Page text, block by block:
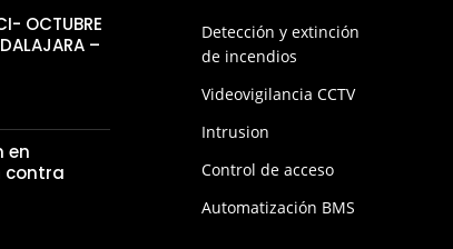
OCTUBRE
–
en
contra
Detección y extinción
de incendios
Videovigilancia CCTV
Intrusion
Control de acceso
Automatización BMS